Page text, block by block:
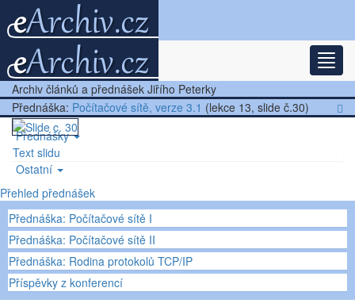
Nejnovější články
Další články
Přednášky
Ostatní
Archiv článků a přednášek Jiřího Peterky
Přednáška: Počítačové sítě, verze 3.1 (lekce 13, slide č.30)
Text slidu
Přehled přednášek
Přednáška: Počítačové sítě I
Přednáška: Počítačové sítě II
Přednáška: Rodina protokolů TCP/IP
Příspěvky z konferencí